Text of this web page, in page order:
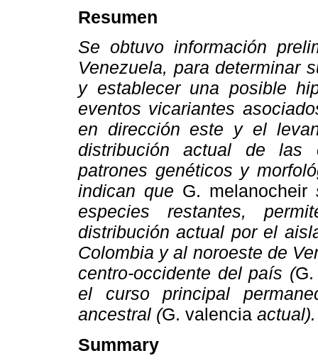
Resumen
Se obtuvo información
Venezuela, para determinar
y establecer una posible
eventos vicariantes
en dirección este y el
distribución actual de
patrones genéticos y
indican que G. melanocheir
especies restantes,
distribución actual por el
Colombia y al noroeste de
centro-occidente del país (
el curso principal
ancestral (G. valencia actual).
Summary